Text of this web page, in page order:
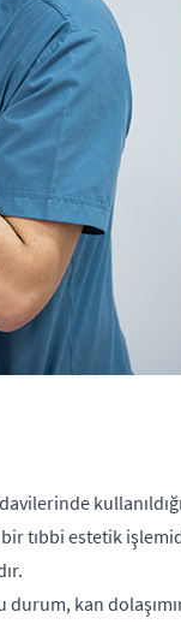
bir tıbbi estetik
kan